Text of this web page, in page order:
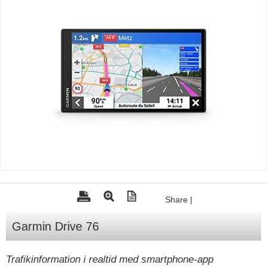
Suzuki - Utombordare
Suzumar - Gummibåtar
Honda - Utombordare
HonWave - Gummibåtar
TK Trailer
Yanmar Servicedelar
Share |
Garmin Drive 76
Trafikinformation i realtid med smartphone-app